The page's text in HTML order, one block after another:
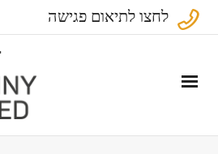
לחצו לתיאום פגישה